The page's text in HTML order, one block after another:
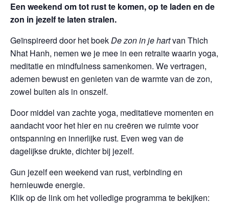
Een weekend om tot rust te komen, op te laden en de
zon in jezelf te laten stralen.
Geïnspireerd door het boekDe zon in je hartvan Thich
Nhat Hanh, nemen we je mee in een retraite waarin yoga,
meditatie en mindfulness samenkomen. We vertragen,
ademen bewust en genieten van de warmte van de zon,
zowel buiten als in onszelf.
Door middel van zachte yoga, meditatieve momenten en
aandacht voor het hier en nu creëren we ruimte voor
ontspanning en innerlijke rust. Even weg van de
dagelijkse drukte, dichter bij jezelf.
Gun jezelf een weekend van rust, verbinding en
hernieuwde energie.
Klik op de link om het volledige programma te bekijken: